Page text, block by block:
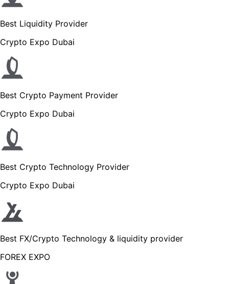
Best Liquidity Provider
Crypto Expo Dubai
Best Crypto Payment Provider
Crypto Expo Dubai
Best Crypto Technology Provider
Crypto Expo Dubai
Best FX/Crypto Technology & liquidity provider
FOREX EXPO